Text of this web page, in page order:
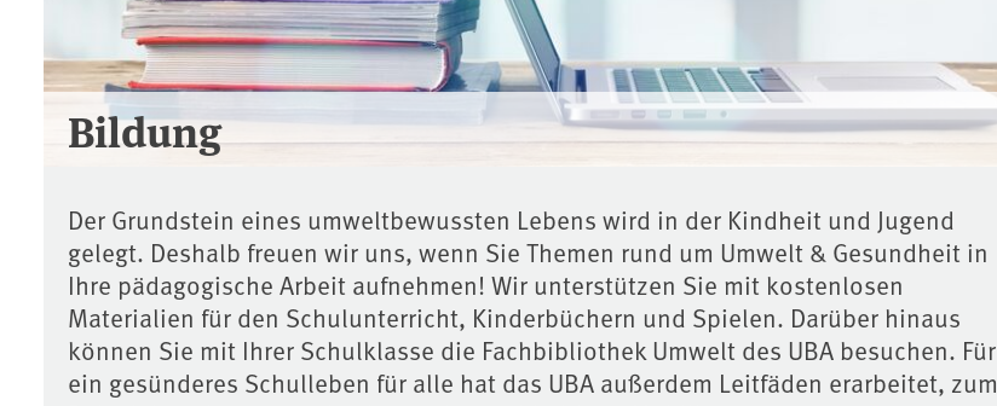
Bildung
Der Grundstein eines umweltbewussten Lebens wird in der Kindheit und Jugend
gelegt. Deshalb freuen wir uns, wenn Sie Themen rund um Umwelt & Gesundheit in
Ihre pädagogische Arbeit aufnehmen! Wir unterstützen Sie mit kostenlosen
Materialien für den Schulunterricht, Kinderbüchern und Spielen. Darüber hinaus
können Sie mit Ihrer Schulklasse die Fachbibliothek Umwelt des UBA besuchen. Für
ein gesünderes Schulleben für alle hat das UBA außerdem Leitfäden erarbeitet, zum